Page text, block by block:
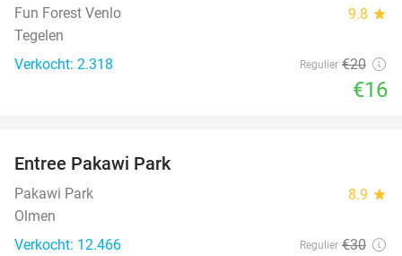
Fun Forest Venlo 9.8 star
Tegelen
Verkocht: 2.318
Regulier €20
€16
Entree Pakawi Park
Pakawi Park 8.9 star
Olmen
Verkocht: 12.466
Regulier €30